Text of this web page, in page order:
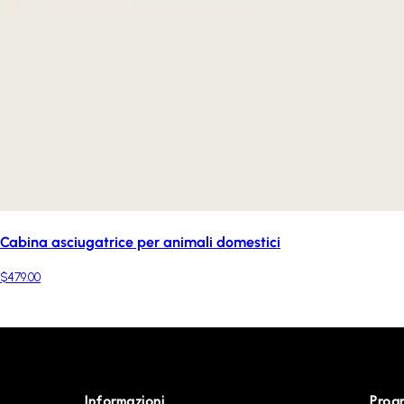
Cabina asciugatrice per animali domestici
$479.00